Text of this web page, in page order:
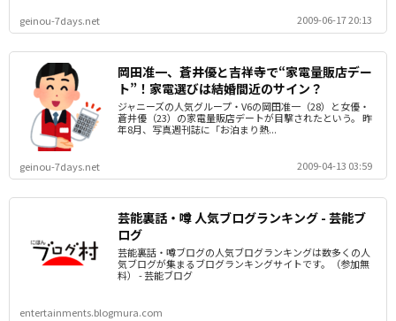
geinou-7days.net 2009-06-17 20:13
岡田准一、蒼井優と吉祥寺で“家電量販店デー
ト”！家電選びは結婚間近のサイン？
ジャニーズの人気グループ・V6の岡田准一（28）と女優・
蒼井優（23）の家電量販店デートが目撃されたという。 昨
年8月、写真週刊誌に「お泊まり熱...
geinou-7days.net 2009-04-13 03:59
芸能裏話・噂 人気ブログランキング - 芸能ブ
ログ
芸能裏話・噂ブログの人気ブログランキングは数多くの人
気ブログが集まるブログランキングサイトです。（参加無
料） - 芸能ブログ
entertainments.blogmura.com